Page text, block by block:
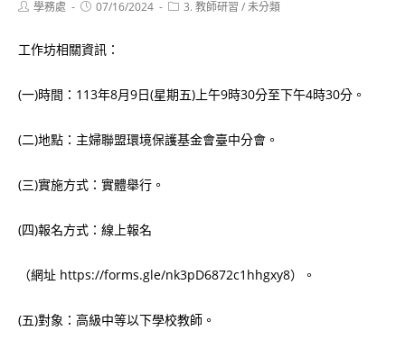
Post學務處
Post07/16/2024
Post3. 教師研習 /未分類
工作坊相關資訊：
(一)時間：113年8月9日(星期五)上午9時30分至下午4時30分。
(二)地點：主婦聯盟環境保護基金會臺中分會。
(三)實施方式：實體舉行。
(四)報名方式：線上報名
（網址 https://forms.gle/nk3pD6872c1hhgxy8）。
(五)對象：高級中等以下學校教師。